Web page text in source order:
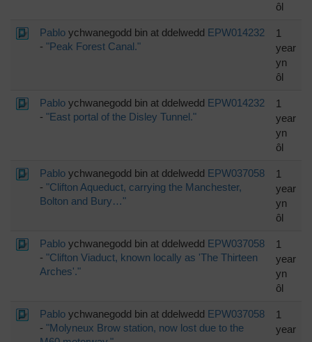
ôl
Pablo ychwanegodd bin at ddelwedd EPW014232
- "Peak Forest Canal."
1
year
yn
ôl
Pablo ychwanegodd bin at ddelwedd EPW014232
- "East portal of the Disley Tunnel."
1
year
yn
ôl
Pablo ychwanegodd bin at ddelwedd EPW037058
- "Clifton Aqueduct, carrying the Manchester,
Bolton and Bury…"
1
year
yn
ôl
Pablo ychwanegodd bin at ddelwedd EPW037058
- "Clifton Viaduct, known locally as 'The Thirteen
Arches'."
1
year
yn
ôl
Pablo ychwanegodd bin at ddelwedd EPW037058
- "Molyneux Brow station, now lost due to the
1
year